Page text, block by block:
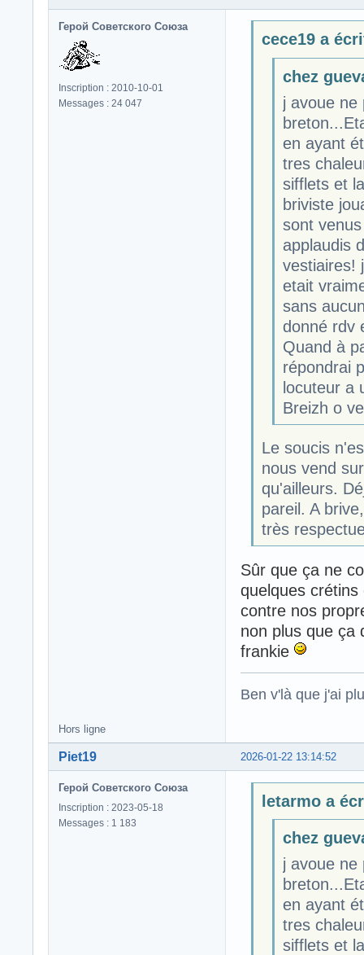
Герой Советского Союза
Inscription : 2010-10-01
Messages : 24 047
cece19 a
chez
j avoue ne
en ayant
tres
sifflets et
briviste
sont
applaudis
vestiaires!
etait
sans
donné rdv
Quand à
répondrai
locuteur a
Breizh o
Le soucis
nous vend
qu'ailleurs.
pareil. A
très
Sûr que ça ne
quelques
contre nos
non plus que ça
frankie
Ben v'là que j'ai
Hors ligne
2026-01-22 13:14:52
Piet19
Герой Советского Союза
Inscription : 2023-05-18
Messages : 1 183
letarmo a
chez
j avoue ne
en ayant
tres
sifflets et